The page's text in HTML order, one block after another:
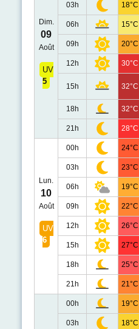
Dim.
09
Août
UV
5
03h 18°C
06h 15°C
09h 20°C
12h 30°C
15h 32°C
18h 32°C
21h 28°C
Lun.
10
Août
UV
6
00h 24°C
03h 23°C
06h 19°C
09h 22°C
12h 26°C
15h 27°C
18h 25°C
21h 21°C
00h 19°C
03h 18°C